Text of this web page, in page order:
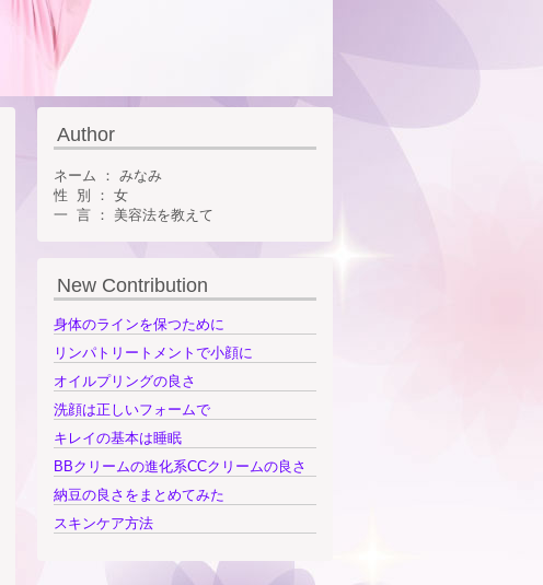
Author
ネーム ： みなみ
性 別 ： 女
一 言 ： 美容法を教えて
New Contribution
身体のラインを保つために
リンパトリートメントで小顔に
オイルプリングの良さ
洗顔は正しいフォームで
キレイの基本は睡眠
BBクリームの進化系CCクリームの良さ
納豆の良さをまとめてみた
スキンケア方法